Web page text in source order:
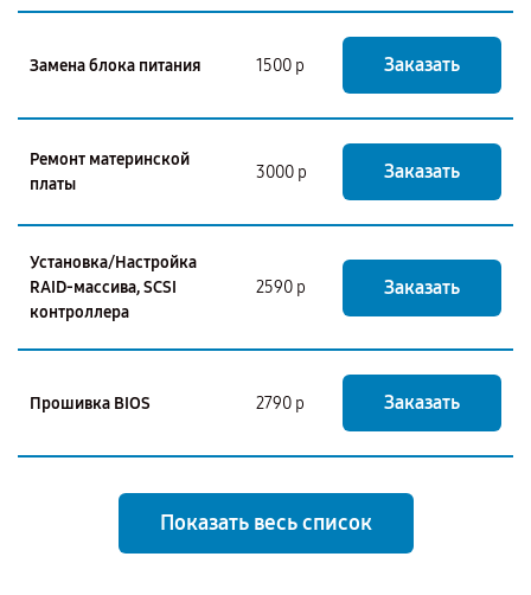
Замена блока питания 1500 р Заказать
Ремонт материнской
платы
3000 р Заказать
Установка/Настройка
RAID-массива, SCSI
контроллера
2590 р Заказать
Прошивка BIOS 2790 р Заказать
Показать весь список